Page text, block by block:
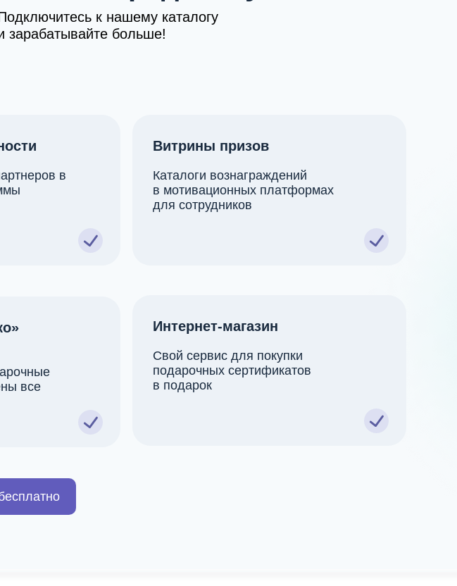
в
Витрины призов
Каталоги вознаграждений
в мотивационных платформах
для сотрудников
к нашему каталогу
зарабатывайте больше!
все
Интернет-магазин
Свой сервис для покупки
подарочных сертификатов
в подарок